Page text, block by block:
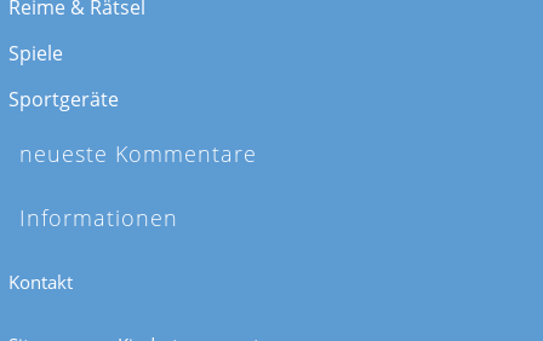
Reime & Rätsel
Spiele
Sportgeräte
neueste Kommentare
Informationen
Kontakt